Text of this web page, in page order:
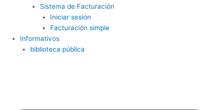
Sistema de Facturación
Iniciar sesión
Facturación simple
Informativos
biblioteca pública